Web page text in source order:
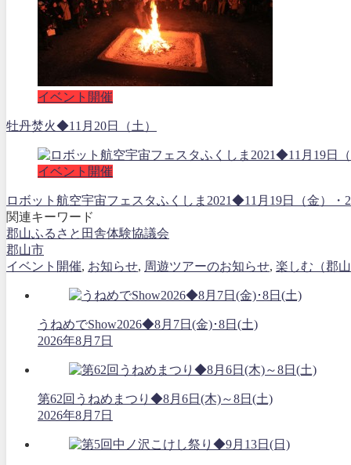
イベント開催
牡丹焚火◆11月20日（土）
イベント開催
ロボット航空宇宙フェスタふくしま2021◆11月19日（金
関連キーワード
郡山ふるさと田舎体験協議会
郡山市
イベント開催, お知らせ, 周遊ツアーのお知らせ, 楽しむ（郡
うねめでShow2026◆8月7日(金)･8日(土)
2026年8月7日
第62回うねめまつり◆8月6日(木)～8日(土)
2026年8月7日